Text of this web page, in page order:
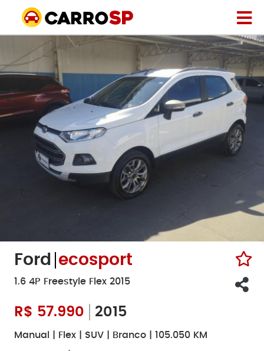
Ford ecosport
1.6 4P Freestyle Flex 2015
R$ 57.990 2015
Manual | Flex | SUV | Branco | 105.050 KM